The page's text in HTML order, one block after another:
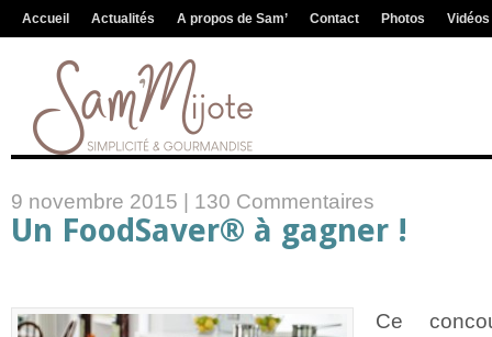
Accueil Actualités A propos de Sam’ Contact Photos Vidéos
9 novembre 2015 | 130 Commentaires
Un FoodSaver® à gagner !
Ce